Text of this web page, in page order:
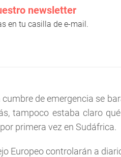
newsletter
en tu casilla de e-mail.
de emergencia se
tampoco estaba claro
primera vez en Sudáfrica.
Europeo controlarán a